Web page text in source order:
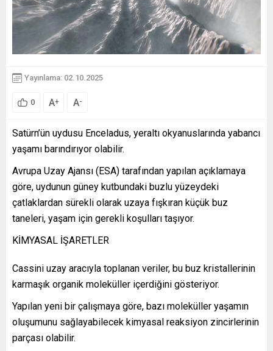
Yayınlama: 02.10.2025
0 A+ A-
Satürn’ün uydusu Enceladus, yeraltı okyanuslarında yabancı
yaşamı barındırıyor olabilir.
Avrupa Uzay Ajansı (ESA) tarafından yapılan açıklamaya
göre, uydunun güney kutbundaki buzlu yüzeydeki
çatlaklardan sürekli olarak uzaya fışkıran küçük buz
taneleri, yaşam için gerekli koşulları taşıyor.
KİMYASAL İŞARETLER
Cassini uzay aracıyla toplanan veriler, bu buz kristallerinin
karmaşık organik moleküller içerdiğini gösteriyor.
Yapılan yeni bir çalışmaya göre, bazı moleküller yaşamın
oluşumunu sağlayabilecek kimyasal reaksiyon zincirlerinin
parçası olabilir.